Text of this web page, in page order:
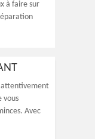
à faire sur
attentivement
vous
Avec